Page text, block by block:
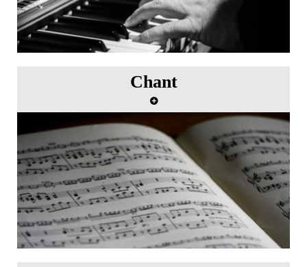
Chant
Master class de chant avec Tom Krause